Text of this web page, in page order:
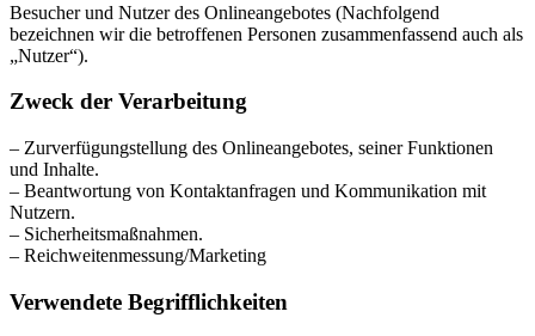
Besucher und Nutzer des Onlineangebotes (Nachfolgend
bezeichnen wir die betroffenen Personen zusammenfassend auch als
„Nutzer“).
Zweck der Verarbeitung
– Zurverfügungstellung des Onlineangebotes, seiner Funktionen
und Inhalte.
– Beantwortung von Kontaktanfragen und Kommunikation mit
Nutzern.
– Sicherheitsmaßnahmen.
– Reichweitenmessung/Marketing
Verwendete Begrifflichkeiten